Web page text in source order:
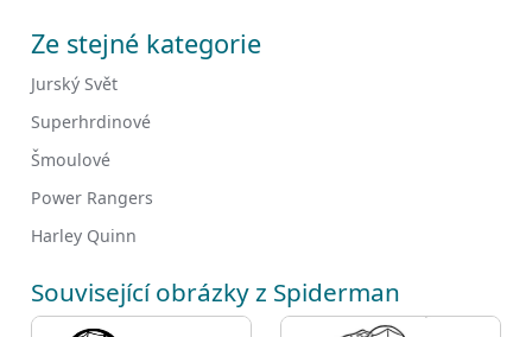
Ze stejné kategorie
Jurský Svět
Superhrdinové
Šmoulové
Power Rangers
Harley Quinn
Související obrázky z Spiderman